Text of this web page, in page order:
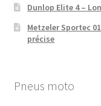
Dunlop Elite 4 –
Metzeler Sportec
précise
Pneus moto